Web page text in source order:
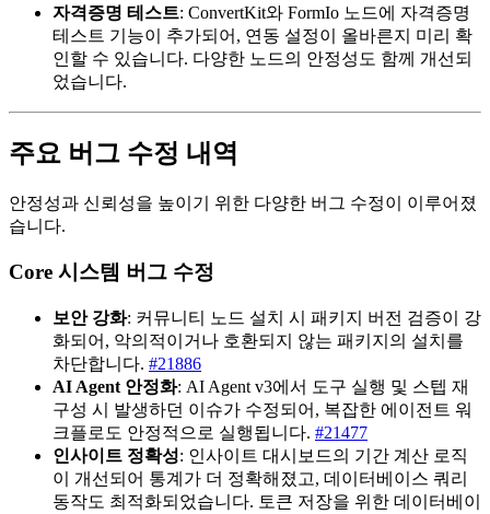
자격증명 테스트: ConvertKit와 FormIo 노드에 자격증명
테스트 기능이 추가되어, 연동 설정이 올바른지 미리 확
인할 수 있습니다. 다양한 노드의 안정성도 함께 개선되
었습니다.
주요 버그 수정 내역
안정성과 신뢰성을 높이기 위한 다양한 버그 수정이 이루어졌
습니다.
Core 시스템 버그 수정
보안 강화: 커뮤니티 노드 설치 시 패키지 버전 검증이 강
화되어, 악의적이거나 호환되지 않는 패키지의 설치를
차단합니다. #21886
AI Agent 안정화: AI Agent v3에서 도구 실행 및 스텝 재
구성 시 발생하던 이슈가 수정되어, 복잡한 에이전트 워
크플로도 안정적으로 실행됩니다. #21477
인사이트 정확성: 인사이트 대시보드의 기간 계산 로직
이 개선되어 통계가 더 정확해졌고, 데이터베이스 쿼리
동작도 최적화되었습니다. 토큰 저장을 위한 데이터베이